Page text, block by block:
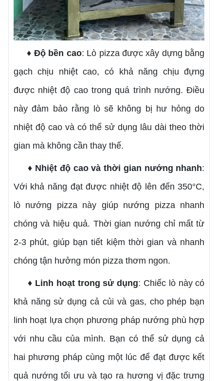
♦ Độ bền cao: Lò pizza được xây dựng bằng
gạch chịu nhiệt cao, có khả năng chịu đựng
được nhiệt độ cao trong quá trình nướng. Điều
này đảm bảo rằng lò sẽ không bị hư hỏng do
nhiệt độ cao và có thể sử dụng lâu dài theo thời
gian mà không cần thay thế.
♦ Nhiệt độ cao và thời gian nướng nhanh:
Với khả năng đạt được nhiệt độ lên đến 350°C,
lò nướng pizza này giúp nướng pizza nhanh
chóng và hiệu quả. Thời gian nướng chỉ mất từ
2-3 phút, giúp bạn tiết kiệm thời gian và nhanh
chóng tận hưởng món pizza thơm ngon.
♦ Linh hoạt trong sử dụng: Chiếc lò này có
khả năng sử dụng cả củi và gas, cho phép bạn
linh hoạt lựa chọn phương pháp nướng phù hợp
với nhu cầu của mình. Bạn có thể sử dụng cả
hai phương pháp cùng một lúc để đạt được kết
quả nướng tối ưu và tạo ra hương vị đặc trưng